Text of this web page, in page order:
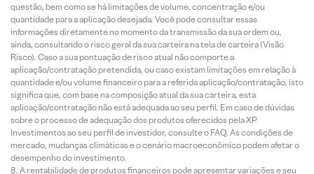
questão, bem como se há limitações de volume, concentração e/ou
quantidade para a aplicação desejada. Você pode consultar essas
informações diretamente no momento da transmissão da sua ordem ou,
ainda, consultando o risco geral da sua carteira na tela de carteira (Visão
Risco). Caso a sua pontuação de risco atual não comporte a
aplicação/contratação pretendida, ou caso existam limitações em relação à
quantidade e/ou volume financeiro para a referida aplicação/contratação, isto
significa que, com base na composição atual da sua carteira, esta
aplicação/contratação não está adequada ao seu perfil. Em caso de dúvidas
sobre o processo de adequação dos produtos oferecidos pela XP
Investimentos ao seu perfil de investidor, consulte o FAQ. As condições de
mercado, mudanças climáticas e o cenário macroeconômico podem afetar o
desempenho do investimento.
A rentabilidade de produtos financeiros pode apresentar variações e seu